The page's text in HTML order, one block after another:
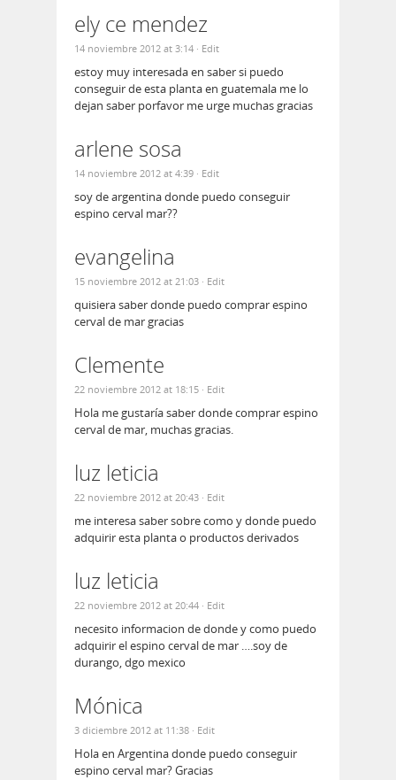
ely ce mendez
14 noviembre 2012 at 3:14 · Edit
estoy muy interesada en saber si puedo
conseguir de esta planta en guatemala me lo
dejan saber porfavor me urge muchas gracias
arlene sosa
14 noviembre 2012 at 4:39 · Edit
soy de argentina donde puedo conseguir
espino cerval mar??
evangelina
15 noviembre 2012 at 21:03 · Edit
quisiera saber donde puedo comprar espino
cerval de mar gracias
Clemente
22 noviembre 2012 at 18:15 · Edit
Hola me gustaría saber donde comprar espino
cerval de mar, muchas gracias.
luz leticia
22 noviembre 2012 at 20:43 · Edit
me interesa saber sobre como y donde puedo
adquirir esta planta o productos derivados
luz leticia
22 noviembre 2012 at 20:44 · Edit
necesito informacion de donde y como puedo
adquirir el espino cerval de mar ….soy de
durango, dgo mexico
Mónica
3 diciembre 2012 at 11:38 · Edit
Hola en Argentina donde puedo conseguir
espino cerval mar? Gracias